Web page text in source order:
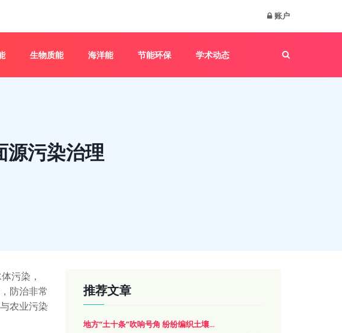
账户
生物质能 海洋能 节能环保 学术动态
源污染治理
污染，
防治非常
农业污染
推荐文章
地方“土十条”吹响号角 纷纷编织土壤...